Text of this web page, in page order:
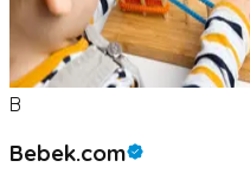
B
Bebek.com